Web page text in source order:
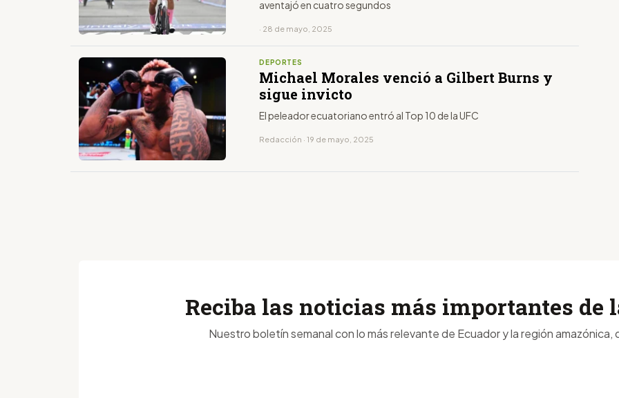
aventajó en cuatro segundos
· 28 de mayo, 2025
DEPORTES
Michael Morales venció a Gilbert Burns y
sigue invicto
El peleador ecuatoriano entró al Top 10 de la UFC
Redacción · 19 de mayo, 2025
Reciba las noticias más importantes de
Nuestro boletín semanal con lo más relevante de Ecuador y la región amazónica,